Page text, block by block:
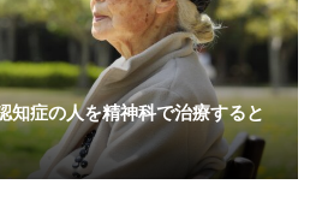
症の人を精神科で治療すると